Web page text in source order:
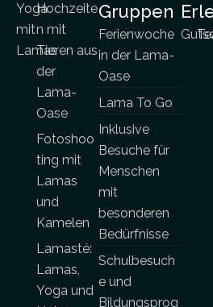
Yoga
mit
Lamas
Hochzeite
n mit
Tieren aus
der
Lama-
Oase
Fotoshoo
ting mit
Lamas
und
Kamelen
Lamasté:
Lamas,
Yoga und
Gruppen
Ferienwoche
in der Lama-
Oase
Lama To Go
Inklusive
Besuche für
Menschen
mit
besonderen
Bedürfnisse
Schulbesuch
e und
Bildungsprog